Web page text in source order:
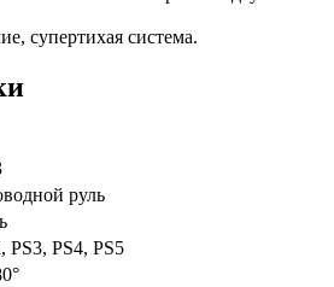
супертихая система.
руль
PS4, PS5